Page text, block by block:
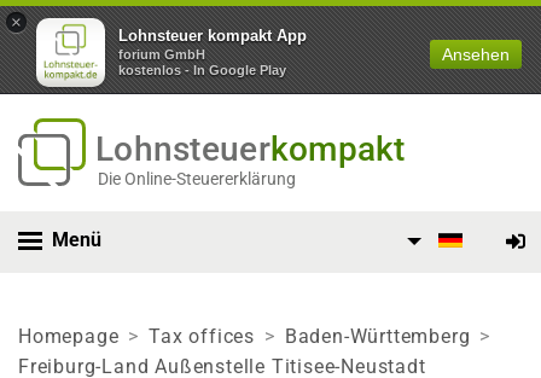
×
Lohnsteuer kompakt App
forium GmbH
kostenlos - In Google Play
Ansehen
Lohnsteuerkompakt
Die Online-Steuererklärung
Menü
Homepage Tax offices
Baden-Württemberg
Freiburg-Land Außenstelle Titisee-Neustadt